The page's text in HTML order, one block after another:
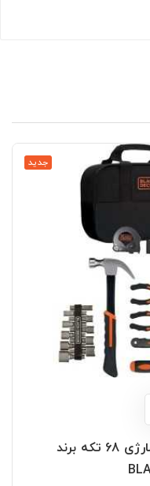
جدید
ست دریل و پیچ گوشتی شارژی 68 تکه برند